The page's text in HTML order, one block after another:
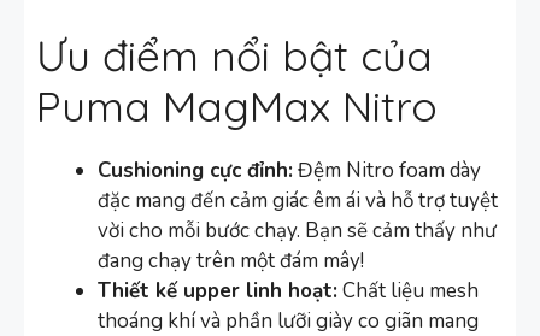
Ưu điểm nổi bật của
Puma MagMax Nitro
Cushioning cực đỉnh:Đệm Nitro foam dày
đặc mang đến cảm giác êm ái và hỗ trợ tuyệt
vời cho mỗi bước chạy. Bạn sẽ cảm thấy như
đang chạy trên một đám mây!
Thiết kế upper linh hoạt:Chất liệu mesh
thoáng khí và phần lưỡi giày co giãn mang